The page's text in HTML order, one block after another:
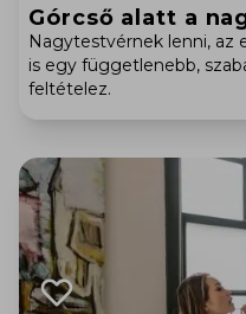
Górcső alatt a
Nagytestvérnek lenni, az
is egy függetlenebb,
feltételez.